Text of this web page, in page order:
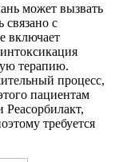
может вызвать
связано с
включает
терапию.
процесс,
пациентам
Реасорбилакт,
требуется